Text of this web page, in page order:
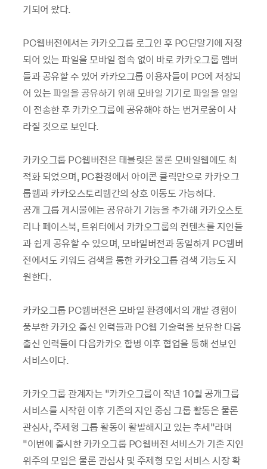
기되어 왔다.
PC웹버전에서는 카카오그룹 로그인 후 PC단말기에 저장
되어 있는 파일을 모바일 접속 없이 바로 카카오그룹 멤버
들과 공유할 수 있어 카카오그룹 이용자들이 PC에 저장되
어 있는 파일을 공유하기 위해 모바일 기기로 파일을 일일
이 전송한 후 카카오그룹에 공유해야 하는 번거로움이 사
라질 것으로 보인다.
카카오그룹 PC웹버전은 태블릿은 물론 모바일웹에도 최
적화 되었으며, PC환경에서 아이콘 클릭만으로 카카오그
룹웹과 카카오스토리웹간의 상호 이동도 가능하다.
공개 그룹 게시물에는 공유하기 기능을 추가해 카카오스토
리나 페이스북, 트위터에서 카카오그룹의 컨텐츠를 지인들
과 쉽게 공유할 수 있으며, 모바일버전과 동일하게 PC웹버
전에서도 키워드 검색을 통한 카카오그룹 검색 기능도 지
원한다.
카카오그룹 PC웹버전은 모바일 환경에서의 개발 경험이
풍부한 카카오 출신 인력들과 PC웹 기술력을 보유한 다음
출신 인력들이 다음카카오 합병 이후 협업을 통해 선보인
서비스이다.
카카오그룹 관계자는 “카카오그룹이 작년 10월 공개그룹
서비스를 시작한 이후 기존의 지인 중심 그룹 활동은 물론
관심사, 주제형 그룹 활동이 활발해지고 있는 추세”라며
“이번에 출시한 카카오그룹 PC웹버전 서비스가 기존 지인
위주의 모임은 물론 관심사 및 주제형 모임 서비스 시장 확